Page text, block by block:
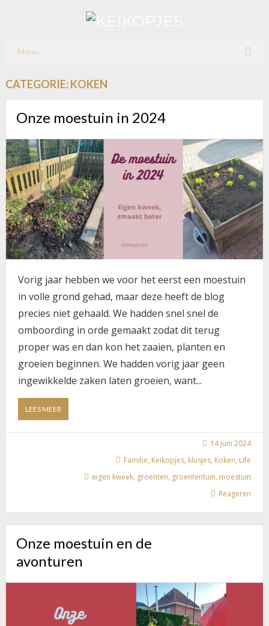
Menu
CATEGORIE:KOKEN
Onze moestuin in 2024
Vorig jaar hebben we voor het eerst een moestuin
in volle grond gehad, maar deze heeft de blog
precies niet gehaald. We hadden snel snel de
omboording in orde gemaakt zodat dit terug
proper was en dan kon het zaaien, planten en
groeien beginnen. We hadden vorig jaar geen
ingewikkelde zaken laten groeien, want...
LEES MEERABOUT
ONZE
MOESTUIN
14 juni 2024
Familie, Keikopjes, klusjes, Koken, Life
eigen kweek, groenten, groententuin, moestuin
Reageren
Onze moestuin en de
avonturen